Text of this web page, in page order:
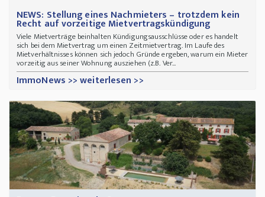
NEWS: Stellung eines Nachmieters – trotzdem kein
Recht auf vorzeitige Mietvertragskündigung
Viele Mietverträge beinhalten Kündigungsausschlüsse oder es handelt
sich bei dem Mietvertrag um einen Zeitmietvertrag. Im Laufe des
Mietverhältnisses können sich jedoch Gründe ergeben, warum ein Mieter
vorzeitig aus seiner Wohnung ausziehen (z.B. Ver...
ImmoNews >> weiterlesen >>